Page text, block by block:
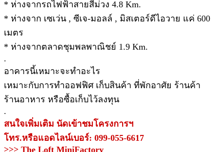
* ห่างจากรถไฟฟ้าสายสีม่วง 4.8 Km.
* ห่างจาก เซเว่น , ซีเจ-มอลล์ , มิสเตอร์ดีไอวาย แค่ 600
เมตร
* ห่างจากตลาดชุมพลพาณิชย์ 1.9 Km.
.
อาคารนี้เหมาะจะทำอะไร
เหมาะกับการทำออฟฟิศ เก็บสินค้า ที่พักอาศัย ร้านค้า
ร้านอาหาร หรือซื้อเก็บไว้ลงทุน
.
สนใจเพิ่มเติม นัดเข้าชมโครงการฯ
โทร.หรือแอดไลน์เบอร์: 099-055-6617
>>> The Loft MiniFactory